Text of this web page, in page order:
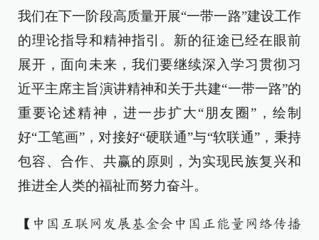
我们在下一阶段高质量开展“一带一路”建设工作
的理论指导和精神指引。新的征途已经在眼前
展开，面向未来，我们要继续深入学习贯彻习
近平主席主旨演讲精神和关于共建“一带一路”的
重要论述精神，进一步扩大“朋友圈”，绘制
好“工笔画”，对接好“硬联通”与“软联通”，秉持
包容、合作、共赢的原则，为实现民族复兴和
推进全人类的福祉而努力奋斗。
【中国互联网发展基金会中国正能量网络传播